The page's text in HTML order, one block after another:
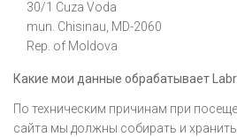
30/1 Cuza Voda
mun. Chisinau, MD-2060
Rep. of Moldova
Какие мои данные обрабатывает
По техническим причинам при
сайта мы должны собирать и